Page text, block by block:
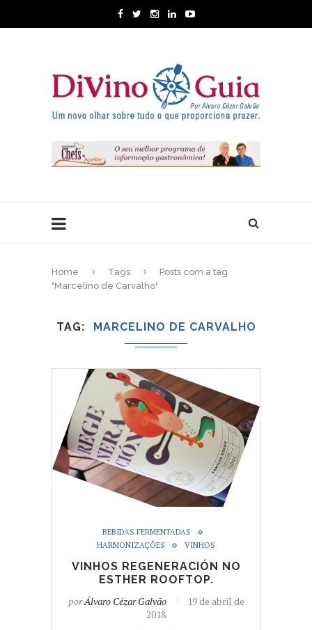
Home Tags
Posts com a tag
"Marcelino de Carvalho"
TAG MARCELINO DE CARVALHO
BEBIDAS FERMENTADAS
HARMONIZAÇÕES
VINHOS
VINHOS REGENERACIÓN NO
ESTHER ROOFTOP.
porÁlvaro Cézar Galvão
19 de abril de
2018